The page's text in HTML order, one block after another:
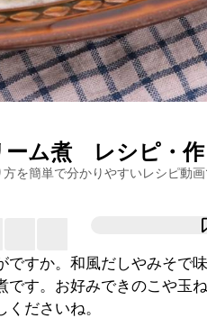
ーム煮 レシピ・
方を簡単で分かりやすいレシピ動画
ですか。和風だしやみそで
す。お好みできのこや玉
ださいね。